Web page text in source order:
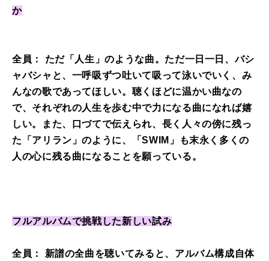
か
全員： ただ「人生」のような曲。ただ一日一日、バシ
ャバシャと、一呼吸ずつ吐いて吸って泳いでいく、み
んなの歌であってほしい。聴くほどに温かい曲なの
で、それぞれの人生を歩む中で力になる曲になれば嬉
しい。また、口づてで伝えられ、長く人々の傍に残っ
た「アリラン」のように、「SWIM」も末永く多くの
人の心に残る曲になることを願っている。
フルアルバムで挑戦した新しい試み
全員： 新譜の全曲を聴いてみると、アルバム構成自体